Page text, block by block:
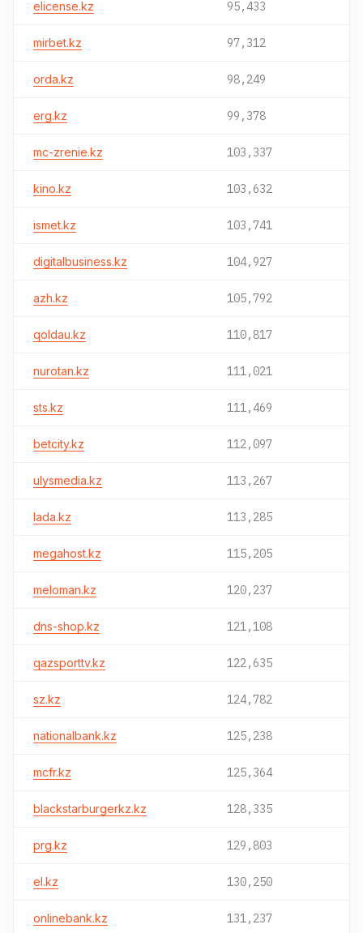
elicense.kz 95,433
mirbet.kz 97,312
orda.kz 98,249
erg.kz 99,378
mc-zrenie.kz 103,337
kino.kz 103,632
ismet.kz 103,741
digitalbusiness.kz 104,927
azh.kz 105,792
qoldau.kz 110,817
nurotan.kz 111,021
sts.kz 111,469
betcity.kz 112,097
ulysmedia.kz 113,267
lada.kz 113,285
megahost.kz 115,205
meloman.kz 120,237
dns-shop.kz 121,108
qazsporttv.kz 122,635
sz.kz 124,782
nationalbank.kz 125,238
mcfr.kz 125,364
blackstarburgerkz.kz 128,335
prg.kz 129,803
el.kz 130,250
onlinebank.kz 131,237